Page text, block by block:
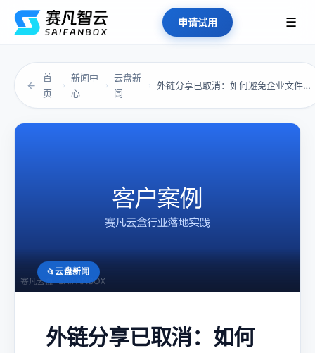
申请试用 ☰
←
首
页
›
新闻中
心
›
云盘新
闻
› 外链分享已取消：如何避免企业文件共享过程中的...
云盘新闻
外链分享已取消：如何